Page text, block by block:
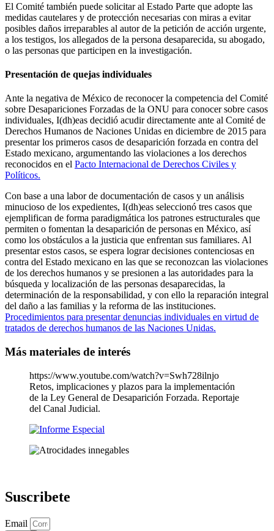
El Comité también puede solicitar al Estado Parte que adopte las
medidas cautelares y de protección necesarias con miras a evitar
posibles daños irreparables al autor de la petición de acción urgente,
a los testigos, los allegados de la persona desaparecida, su abogado,
o las personas que participen en la investigación.
Presentación de quejas individuales
Ante la negativa de México de reconocer la competencia del Comité
sobre Desapariciones Forzadas de la ONU para conocer sobre casos
individuales, I(dh)eas decidió acudir directamente ante al Comité de
Derechos Humanos de Naciones Unidas en diciembre de 2015 para
presentar los primeros casos de desaparición forzada en contra del
Estado mexicano, argumentando las violaciones a los derechos
reconocidos en el Pacto Internacional de Derechos Civiles y
Políticos.
Con base a una labor de documentación de casos y un análisis
minucioso de los expedientes, I(dh)eas seleccionó tres casos que
ejemplifican de forma paradigmática los patrones estructurales que
permiten o fomentan la desaparición de personas en México, así
como los obstáculos a la justicia que enfrentan sus familiares. Al
presentar estos casos, se espera lograr decisiones contenciosas en
contra del Estado mexicano en las que se reconozcan las violaciones
de los derechos humanos y se presionen a las autoridades para la
búsqueda y localización de las personas desaparecidas, la
determinación de la responsabilidad, y con ello la reparación integral
del daño a las familias y la reforma de las instituciones.
Procedimientos para presentar denuncias individuales en virtud de
tratados de derechos humanos de las Naciones Unidas.
Más materiales de interés
https://www.youtube.com/watch?v=Swh728ilnjo
Retos, implicaciones y plazos para la implementación
de la Ley General de Desaparición Forzada. Reportaje
del Canal Judicial.
Suscribete
Email